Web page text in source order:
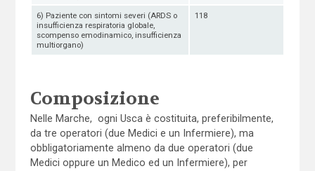
6) Paziente con sintomi severi (ARDS o
insufficienza respiratoria globale,
scompenso emodinamico, insufficienza
multiorgano)
118
Composizione
Nelle Marche, ogni Usca è costituita, preferibilmente,
da tre operatori (due Medici e un Infermiere), ma
obbligatoriamente almeno da due operatori (due
Medici oppure un Medico ed un Infermiere), per